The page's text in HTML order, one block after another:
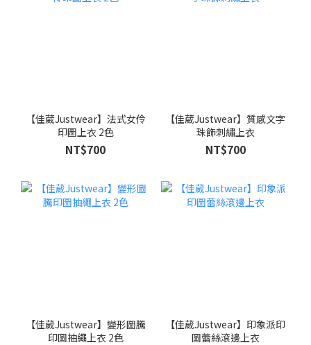
【佳葳Justwear】法式女伶
印圖上衣 2色
NT$700
【佳葳Justwear】質感文字
珠飾刺繡上衣
NT$700
【佳葳Justwear】變形圖騰
印圖抽繩上衣 2色
【佳葳Justwear】印象派印
圖蕾絲滾邊上衣